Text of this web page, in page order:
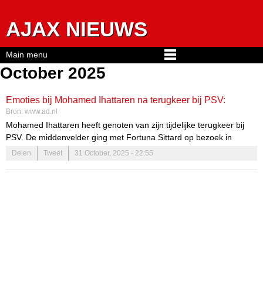
AJAX NIEUWS
October 2025
Emoties bij Mohamed Ihattaren na terugkeer bij PSV:
‘Prachtig dat ze nog steeds het beste met me voor hebben’
Bron: www.ad.nl
Mohamed Ihattaren heeft genoten van zijn tijdelijke terugkeer bij
PSV. De middenvelder ging met Fortuna Sittard op bezoek in
Eindhoven (5-2 nederlaag) en is het PSV-publiek dankbaar voor de
ontvangst.
Delen Tweet 31 October, 2025 - 22:55
Main menu